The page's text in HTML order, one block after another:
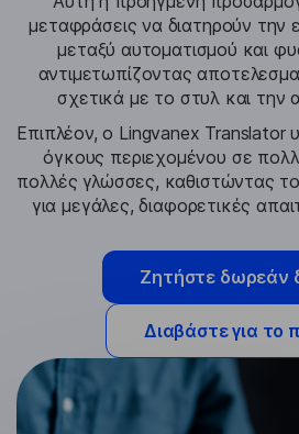
μεταφράσεις να διατηρούν την
μεταξύ αυτοματισμού και
αντιμετωπίζοντας
σχετικά με το στυλ και την
Επιπλέον, ο Lingvanex Translator
όγκους περιεχομένου σε
πολλές γλώσσες, καθιστώντας
για μεγάλες, διαφορετικές
Ζητήστε δωρεάν
Διαβάστε για το